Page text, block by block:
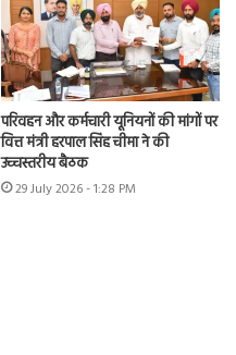
परिवहन और कर्मचारी यूनियनों की मांगों पर
वित्त मंत्री हरपाल सिंह चीमा ने की
उच्चस्तरीय बैठक
29 July 2026 - 1:28 PM